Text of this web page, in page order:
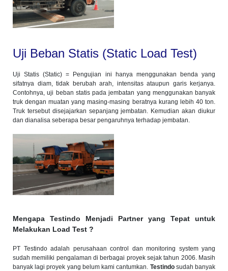
Uji Beban Statis (Static Load Test)
Uji Statis (Static) = Pengujian ini hanya menggunakan benda yang
sifatnya diam, tidak berubah arah, intensitas ataupun garis kerjanya.
Contohnya, uji beban statis pada jembatan yang menggunakan banyak
truk dengan muatan yang masing-masing beratnya kurang lebih 40 ton.
Truk tersebut disejajarkan sepanjang jembatan. Kemudian akan diukur
dan dianalisa seberapa besar pengaruhnya terhadap jembatan.
Mengapa Testindo Menjadi Partner yang Tepat untuk
Melakukan Load Test ?
PT Testindo adalah perusahaan control dan monitoring system yang
sudah memiliki pengalaman di berbagai proyek sejak tahun 2006. Masih
banyak lagi proyek yang belum kami cantumkan. Testindosudah banyak